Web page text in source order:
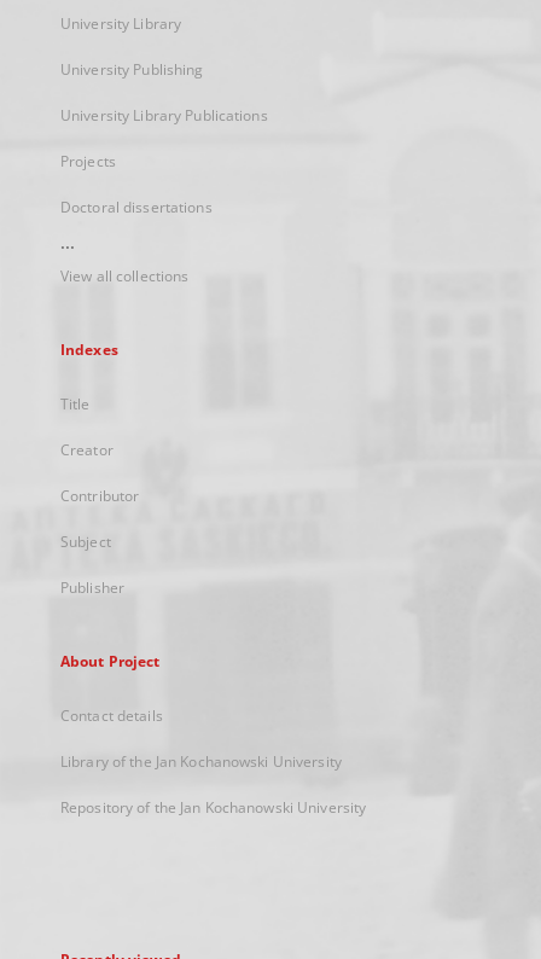
University Library
University Publishing
University Library Publications
Projects
Doctoral dissertations
...
View all collections
Indexes
Title
Creator
Contributor
Subject
Publisher
About Project
Contact details
Library of the Jan Kochanowski University
Repository of the Jan Kochanowski University